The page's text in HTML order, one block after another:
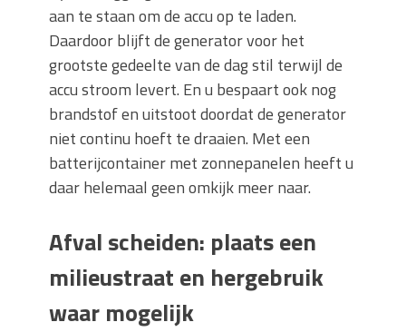
aan te staan om de accu op te laden.
Daardoor blijft de generator voor het
grootste gedeelte van de dag stil terwijl de
accu stroom levert. En u bespaart ook nog
brandstof en uitstoot doordat de generator
niet continu hoeft te draaien. Met een
batterijcontainer met zonnepanelen heeft u
daar helemaal geen omkijk meer naar.
Afval scheiden: plaats een
milieustraat en hergebruik
waar mogelijk